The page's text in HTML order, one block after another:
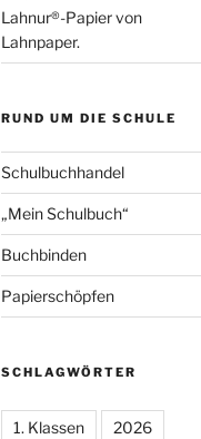
Lahnur®-Papier von
Lahnpaper.
RUND UM DIE SCHULE
Schulbuchhandel
„Mein Schulbuch“
Buchbinden
Papierschöpfen
SCHLAGWÖRTER
1. Klassen 2026